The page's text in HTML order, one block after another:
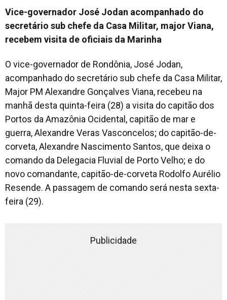
Vice-governador José Jodan acompanhado do
secretário sub chefe da Casa Militar, major Viana,
recebem visita de oficiais da Marinha
O vice-governador de Rondônia, José Jodan,
acompanhado do secretário sub chefe da Casa Militar,
Major PM Alexandre Gonçalves Viana, recebeu na
manhã desta quinta-feira (28) a visita do capitão dos
Portos da Amazônia Ocidental, capitão de mar e
guerra, Alexandre Veras Vasconcelos; do capitão-de-
corveta, Alexandre Nascimento Santos, que deixa o
comando da Delegacia Fluvial de Porto Velho; e do
novo comandante, capitão-de-corveta Rodolfo Aurélio
Resende. A passagem de comando será nesta sexta-
feira (29).
Publicidade